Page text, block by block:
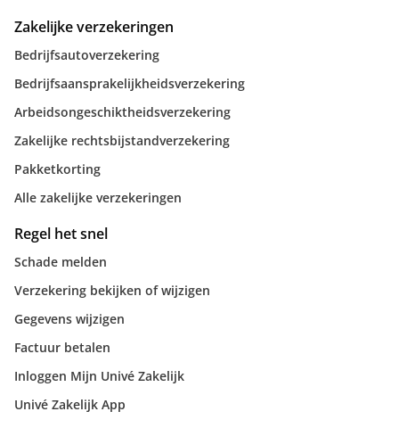
Zakelijke verzekeringen
Bedrijfsautoverzekering
Bedrijfsaansprakelijkheidsverzekering
Arbeidsongeschiktheidsverzekering
Zakelijke rechtsbijstandverzekering
Pakketkorting
Alle zakelijke verzekeringen
Regel het snel
Schade melden
Verzekering bekijken of wijzigen
Gegevens wijzigen
Factuur betalen
Inloggen Mijn Univé Zakelijk
Univé Zakelijk App